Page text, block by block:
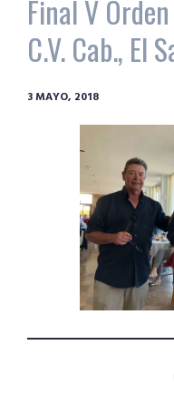
Final V
C.V. Cab., El
3 MAYO, 2018